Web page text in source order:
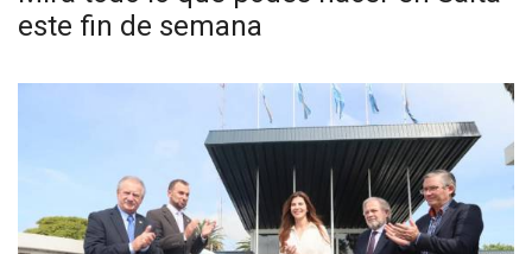
este fin de semana